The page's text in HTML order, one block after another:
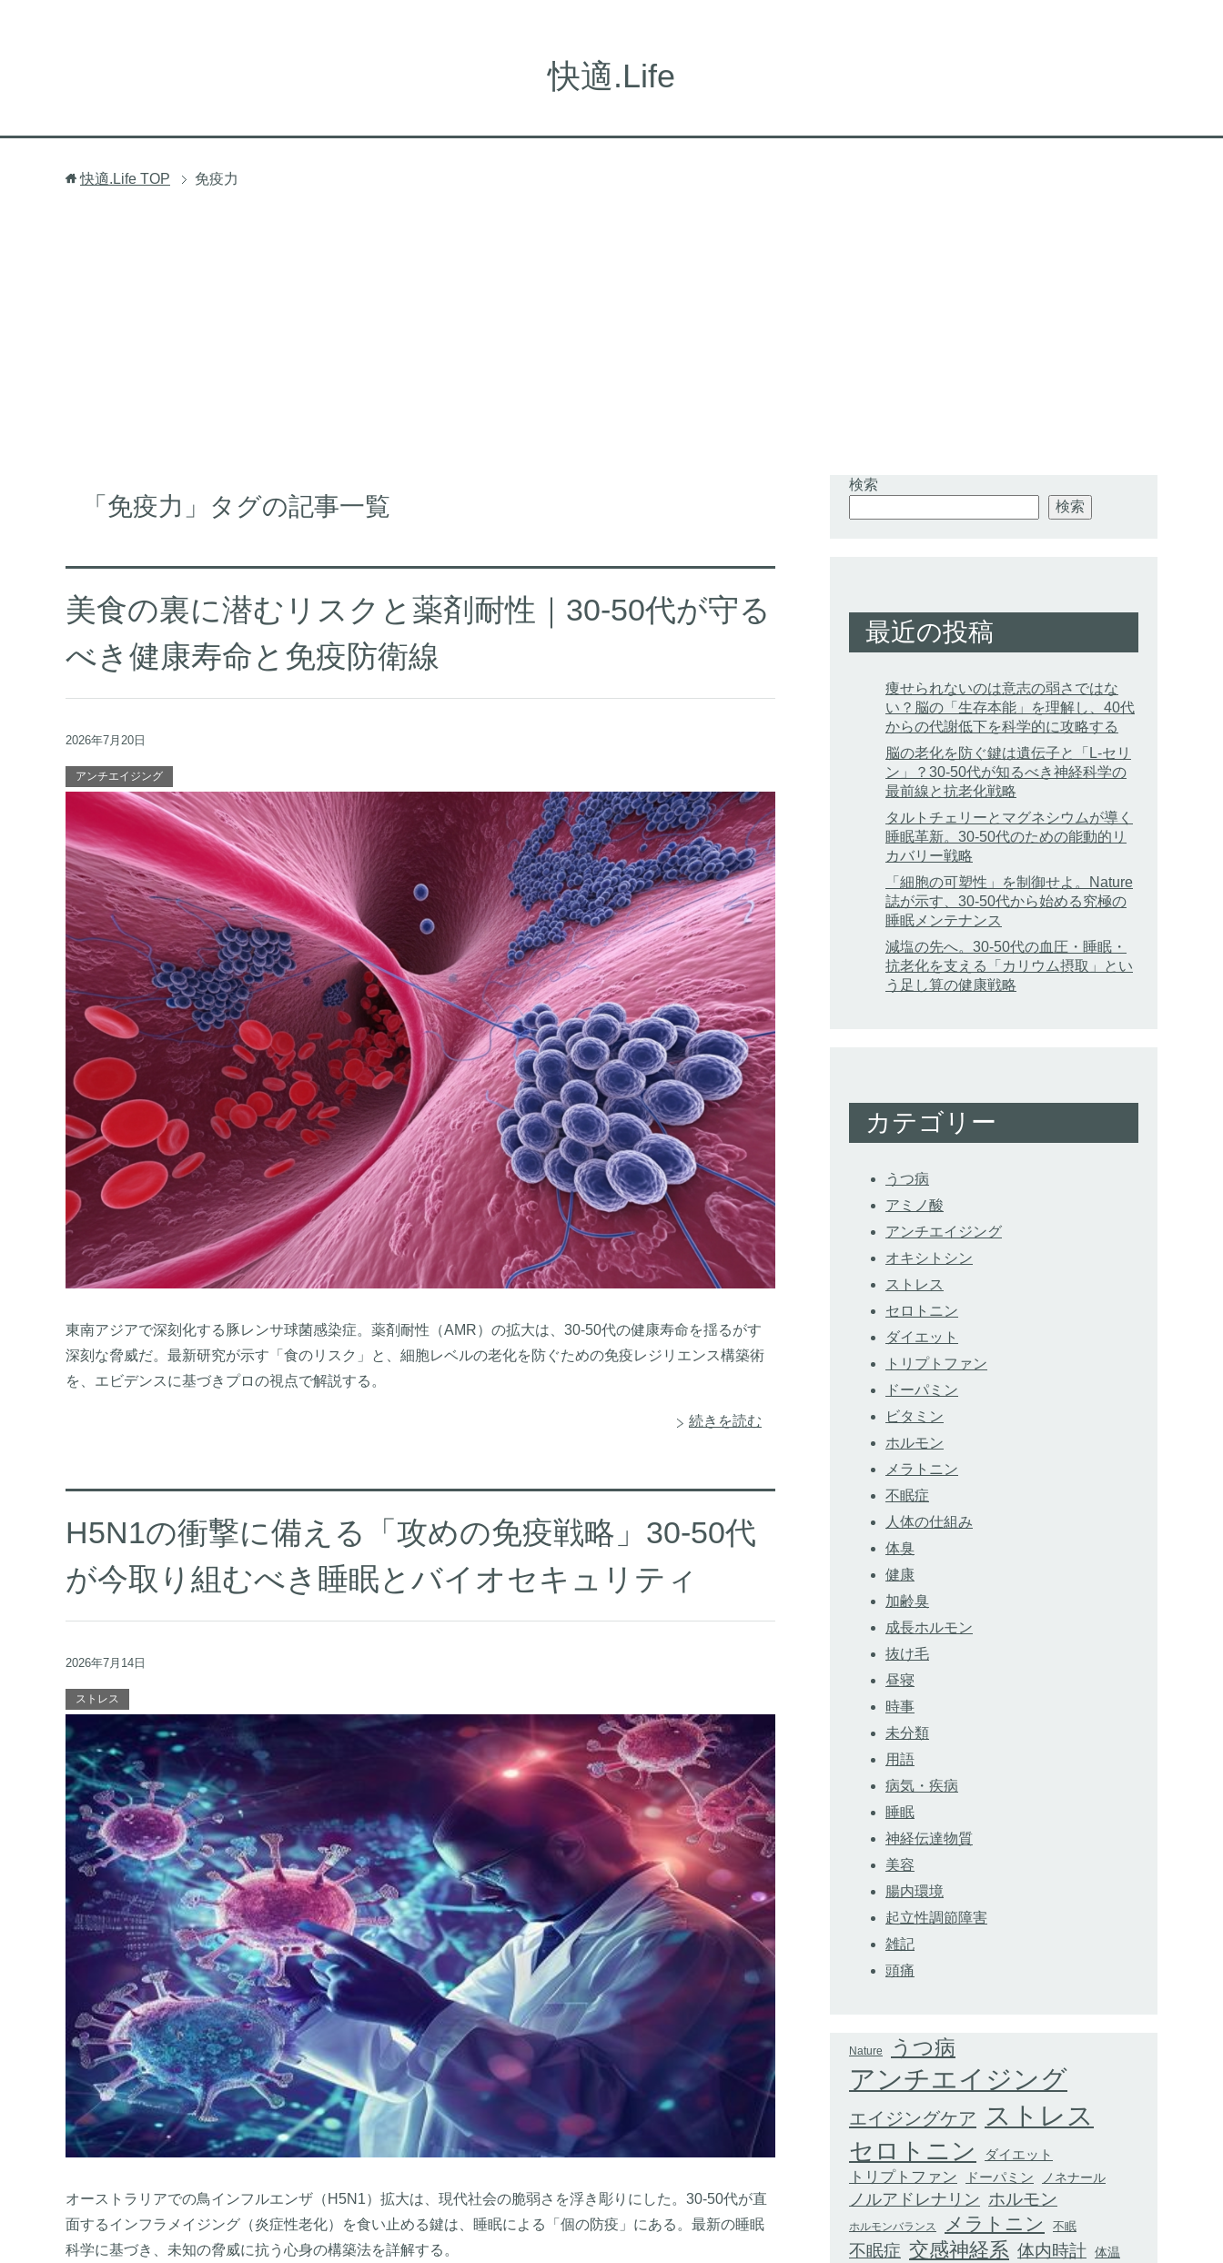
快適.Life
快適.Life TOP 免疫力
「免疫力」タグの記事一覧
美食の裏に潜むリスクと薬剤耐性｜30-50代が守る
べき健康寿命と免疫防衛線
2026年7月20日
アンチエイジング
東南アジアで深刻化する豚レンサ球菌感染症。薬剤耐性（AMR）の拡大は、30-50代の健康寿命を揺るがす
深刻な脅威だ。最新研究が示す「食のリスク」と、細胞レベルの老化を防ぐための免疫レジリエンス構築術
を、エビデンスに基づきプロの視点で解説する。
続きを読む
H5N1の衝撃に備える「攻めの免疫戦略」30-50代
が今取り組むべき睡眠とバイオセキュリティ
2026年7月14日
ストレス
オーストラリアでの鳥インフルエンザ（H5N1）拡大は、現代社会の脆弱さを浮き彫りにした。30-50代が直
面するインフラメイジング（炎症性老化）を食い止める鍵は、睡眠による「個の防疫」にある。最新の睡眠
科学に基づき、未知の脅威に抗う心身の構築法を詳解する。
検索
検索
最近の投稿
痩せられないのは意志の弱さではな
い？脳の「生存本能」を理解し、40代
からの代謝低下を科学的に攻略する
脳の老化を防ぐ鍵は遺伝子と「L-セリ
ン」？30-50代が知るべき神経科学の
最前線と抗老化戦略
タルトチェリーとマグネシウムが導く
睡眠革新。30-50代のための能動的リ
カバリー戦略
「細胞の可塑性」を制御せよ。Nature
誌が示す、30-50代から始める究極の
睡眠メンテナンス
減塩の先へ。30-50代の血圧・睡眠・
抗老化を支える「カリウム摂取」とい
う足し算の健康戦略
カテゴリー
うつ病
アミノ酸
アンチエイジング
オキシトシン
ストレス
セロトニン
ダイエット
トリプトファン
ドーパミン
ビタミン
ホルモン
メラトニン
不眠症
人体の仕組み
体臭
健康
加齢臭
成長ホルモン
抜け毛
昼寝
時事
未分類
用語
病気・疾病
睡眠
神経伝達物質
美容
腸内環境
起立性調節障害
雑記
頭痛
Nature うつ病
アンチエイジング
エイジングケア ストレス
セロトニン ダイエット
トリプトファン ドーパミン ノネナール
ノルアドレナリン ホルモン
ホルモンバランス メラトニン 不眠
不眠症 交感神経系 体内時計 体温